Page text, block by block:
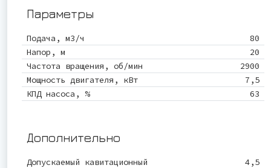
Параметры
Подача, м3/ч
80
Напор, м
20
Частота вращения, об/мин
2900
Мощность двигателя, кВт
7,5
КПД насоса, %
63
Дополнительно
Допускаемый кавитационный
4,5